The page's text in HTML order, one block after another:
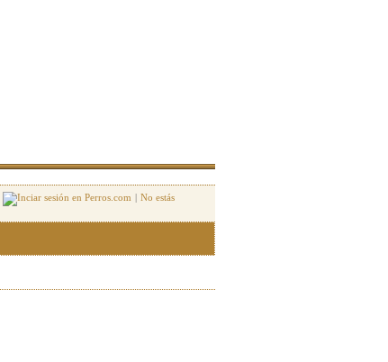
| No estás